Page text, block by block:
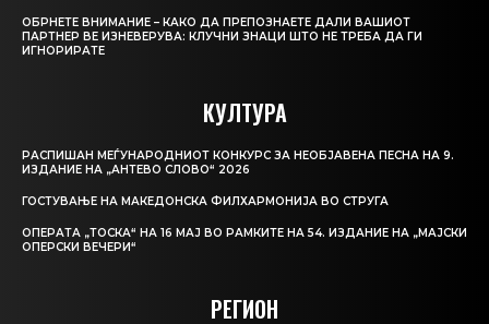
ОБРНЕТЕ ВНИМАНИЕ – КАКО ДА ПРЕПОЗНАЕТЕ ДАЛИ ВАШИОТ
ПАРТНЕР ВЕ ИЗНЕВЕРУВА: КЛУЧНИ ЗНАЦИ ШТО НЕ ТРЕБА ДА ГИ
ИГНОРИРАТЕ
КУЛТУРА
РАСПИШАН МЕЃУНАРОДНИОТ КОНКУРС ЗА НЕОБЈАВЕНА ПЕСНА НА 9.
ИЗДАНИЕ НА „АНТЕВО СЛОВО“ 2026
ГОСТУВАЊЕ НА МАКЕДОНСКА ФИЛХАРМОНИЈА ВО СТРУГА
ОПЕРАТА „ТОСКА“ НА 16 МАЈ ВО РАМКИТЕ НА 54. ИЗДАНИЕ НА „МАЈСКИ
ОПЕРСКИ ВЕЧЕРИ“
РЕГИОН